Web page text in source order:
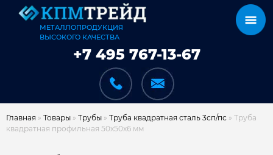
МЕТАЛЛОПРОДУКЦИЯ
ВЫСОКОГО КАЧЕСТВА
+7 495 767-13-67
Главная » Товары » Трубы » Труба квадратная сталь 3сп/пс » Труба
квадратная профильная 50х50х6 мм